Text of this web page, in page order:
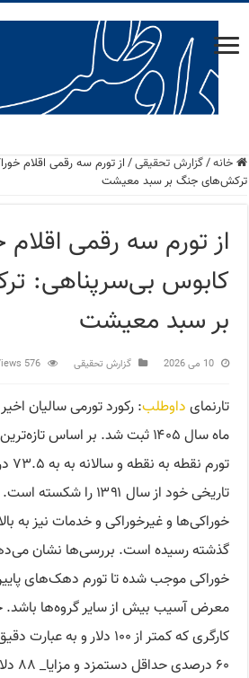
خانه/گزارش تحقیقی/ از تورم سه رقمی اقلام
ترکش‌های جنگ بر سبد معیشت
از تورم سه رقمی اقلام
کابوس بی‌سرپناهی:
بر سبد معیشت
10 می 2026 گزارش تحقیقی 576 Views
تارنمای داوطلب: رکورد تورمی سالیان
ماه سال ۱۴۰۵ ثبت شد. بر اساس
تاریخی خود از سال ۱۳۹۱
گذشته رسیده‌ است. بررسی‌ها نشان
خوراکی موجب شده تا تورم دهک‌های
معرض آسیب بیش از سایر گروه‌ها
کارگری که کمتر از ۱۰۰ دلار
۶۰